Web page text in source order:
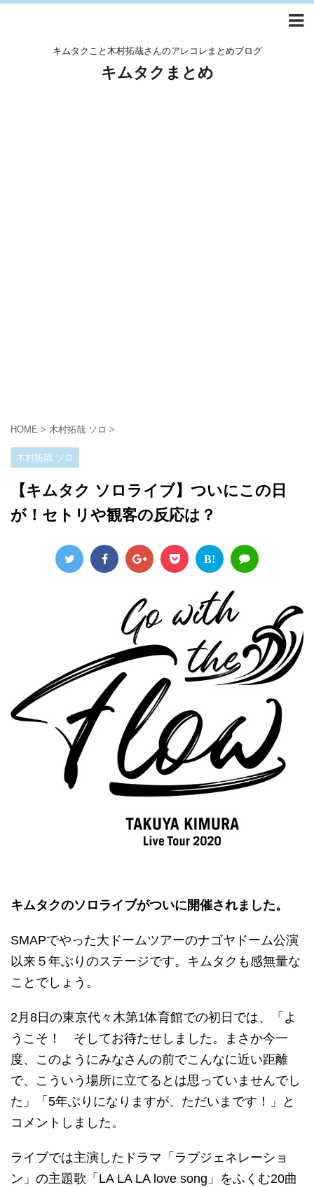
キムタクこと木村拓哉さんのアレコレまとめブログ
キムタクまとめ
HOME > 木村拓哉 ソロ >
木村拓哉 ソロ
【キムタク ソロライブ】ついにこの日
が！セトリや観客の反応は？
B!
キムタクのソロライブがついに開催されました。
SMAPでやった大ドームツアーのナゴヤドーム公演
以来５年ぶりのステージです。キムタクも感無量な
ことでしょう。
2月8日の東京代々木第1体育館での初日では、「よ
うこそ！ そしてお待たせしました。まさか今一
度、このようにみなさんの前でこんなに近い距離
で、こういう場所に立てるとは思っていませんでし
た」「5年ぶりになりますが、ただいまです！」と
コメントしました。
ライブでは主演したドラマ「ラブジェネレーショ
ン」の主題歌「LA LA LA love song」をふくむ20曲